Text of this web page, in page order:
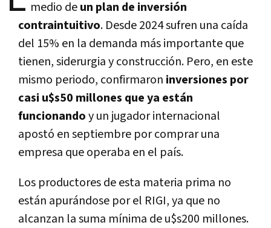
medio deun plan de inversión
contraintuitivo. Desde 2024 sufren una caída
del 15% en la demanda más importante que
tienen, siderurgia y construcción. Pero, en este
mismo periodo, confirmaron inversiones por
casi u$s50 millones que ya están
funcionandoy un jugador internacional
apostó en septiembre por comprar una
empresa que operaba en el país.
Los productores de esta materia prima no
están apurándose por el RIGI, ya que no
alcanzan la suma mínima de u$s200 millones.